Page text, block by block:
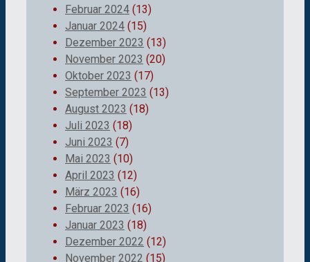
Februar 2024 (13)
Januar 2024 (15)
Dezember 2023 (13)
November 2023 (20)
Oktober 2023 (17)
September 2023 (13)
August 2023 (18)
Juli 2023 (18)
Juni 2023 (7)
Mai 2023 (10)
April 2023 (12)
März 2023 (16)
Februar 2023 (16)
Januar 2023 (18)
Dezember 2022 (12)
November 2022 (15)